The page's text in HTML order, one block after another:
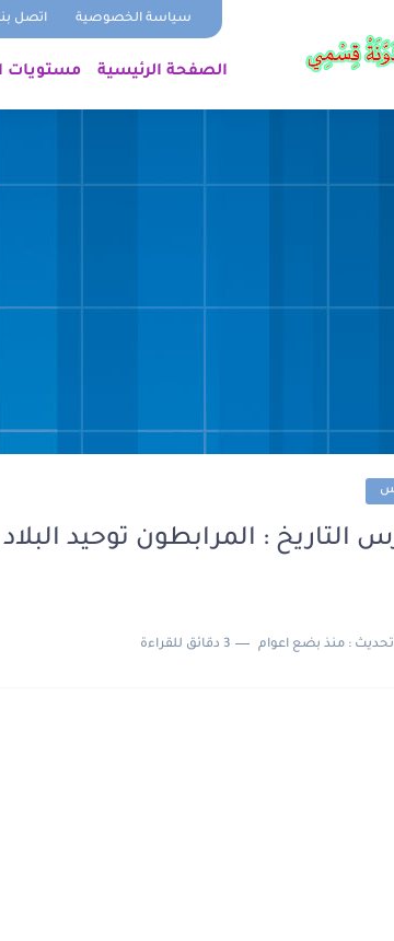
سياسة الخصوصية اتصل
الصفحة الرئيسية مستويات
: المرابطون توحيد
تحديث : منذ بضع اعوام 3 دقائق للقراءة